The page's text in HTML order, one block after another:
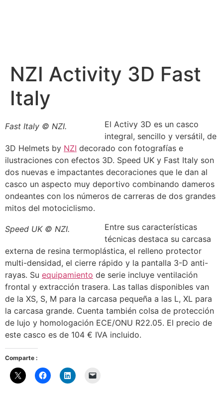
NZI Activity 3D Fast
Italy
Fast Italy © NZI.
El Activy 3D es un casco
integral, sencillo y versátil, de
3D Helmets by NZI decorado con fotografías e
ilustraciones con efectos 3D. Speed UK y Fast Italy son
dos nuevas e impactantes decoraciones que le dan al
casco un aspecto muy deportivo combinando dameros
ondeantes con los números de carreras de dos grandes
mitos del motociclismo.
Speed UK © NZI.
Entre sus características
técnicas destaca su carcasa
externa de resina termoplástica, el relleno protector
multi-densidad, el cierre rápido y la pantalla 3-D anti-
rayas. Su equipamiento de serie incluye ventilación
frontal y extracción trasera. Las tallas disponibles van
de la XS, S, M para la carcasa pequeña a las L, XL para
la carcasa grande. Cuenta también colsa de protección
de lujo y homologación ECE/ONU R22.05. El precio de
este casco es de 104 € IVA incluido.
Comparte :